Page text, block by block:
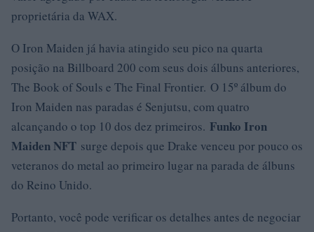
proprietária da WAX.
O Iron Maiden já havia atingido seu pico na quarta
posição na Billboard 200 com seus dois álbuns anteriores,
The Book of Souls e The Final Frontier. O 15º álbum do
Iron Maiden nas paradas é Senjutsu, com quatro
alcançando o top 10 dos dez primeiros. Funko Iron
Maiden NFT surge depois que Drake venceu por pouco os
veteranos do metal ao primeiro lugar na parada de álbuns
do Reino Unido.
Portanto, você pode verificar os detalhes antes de negociar